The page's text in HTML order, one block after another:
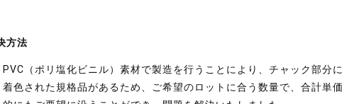
方法
PVC（ポリ塩化ビニル）素材で製造を行うことにより、チャック部分に
着色された規格品があるため、ご希望のロットに合う数量で、合計単価